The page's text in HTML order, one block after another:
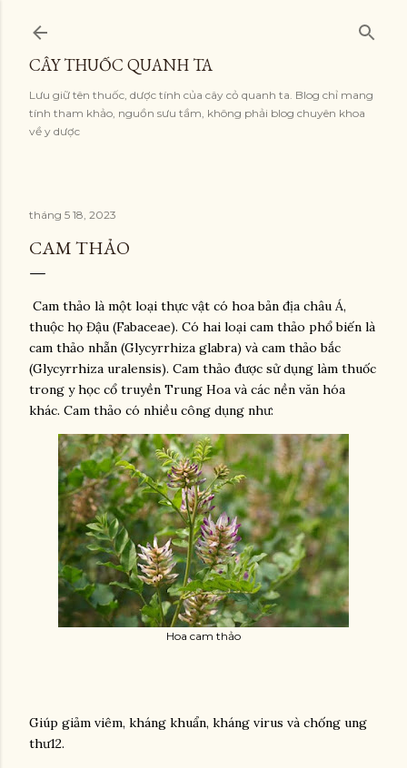
CÂY THUỐC QUANH TA
Lưu giữ tên thuốc, dược tính của cây cỏ quanh ta. Blog chỉ mang
tính tham khảo, nguồn sưu tầm, không phải blog chuyên khoa
về y dược
tháng 5 18, 2023
CAM THẢO
Cam thảo là một loại thực vật có hoa bản địa châu Á,
thuộc họ Đậu (Fabaceae). Có hai loại cam thảo phổ biến là
cam thảo nhẵn (Glycyrrhiza glabra) và cam thảo bắc
(Glycyrrhiza uralensis). Cam thảo được sử dụng làm thuốc
trong y học cổ truyền Trung Hoa và các nền văn hóa
khác. Cam thảo có nhiều công dụng như:
Hoa cam thảo
Giúp giảm viêm, kháng khuẩn, kháng virus và chống ung
thư12.